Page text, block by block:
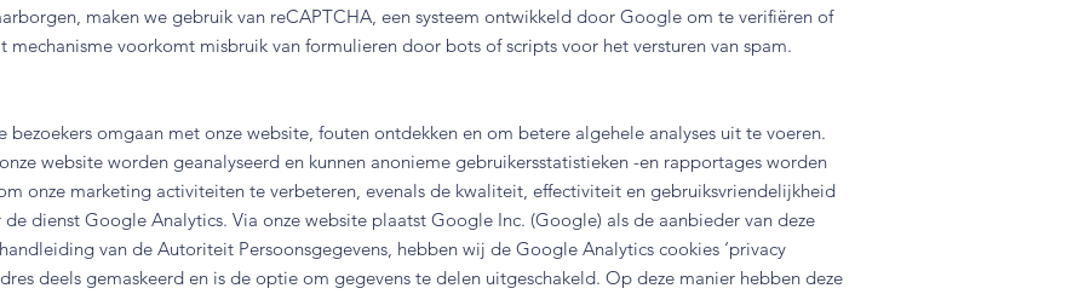
maken we gebruik van reCAPTCHA, een systeem ontwikkeld door Google om te verifiëren of
voorkomt misbruik van formulieren door bots of scripts voor het versturen van spam.
bezoekers omgaan met onze website, fouten ontdekken en om betere algehele analyses uit te voeren.
website worden geanalyseerd en kunnen anonieme gebruikersstatistieken -en rapportages worden
onze marketing activiteiten te verbeteren, evenals de kwaliteit, effectiviteit en gebruiksvriendelijkheid
dienst Google Analytics. Via onze website plaatst Google Inc. (Google) als de aanbieder van deze
van de Autoriteit Persoonsgegevens, hebben wij de Google Analytics cookies ‘privacy
deels gemaskeerd en is de optie om gegevens te delen uitgeschakeld. Op deze manier hebben deze